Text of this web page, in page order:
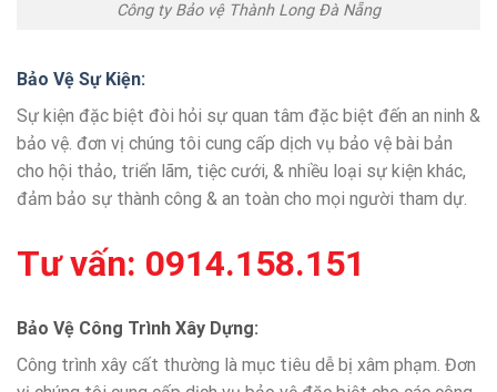
Công ty Bảo vệ Thành Long Đà Nẵng
Bảo Vệ Sự Kiện:
Sự kiện đặc biệt đòi hỏi sự quan tâm đặc biệt đến an ninh &
bảo vệ. đơn vị chúng tôi cung cấp dịch vụ bảo vệ bài bản
cho hội thảo, triển lãm, tiệc cưới, & nhiều loại sự kiện khác,
đảm bảo sự thành công & an toàn cho mọi người tham dự.
Tư vấn: 0914.158.151
Bảo Vệ Công Trình Xây Dựng:
Công trình xây cất thường là mục tiêu dễ bị xâm phạm. Đơn